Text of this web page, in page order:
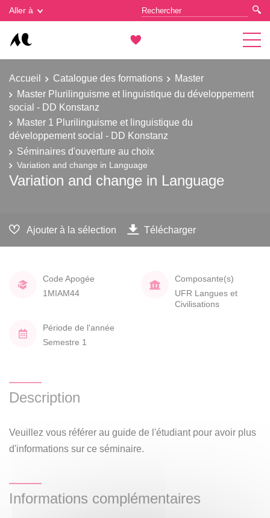
Aller à
Accueil Catalogue des formations
Master
Master Plurilinguisme et linguistique du développement
social - DD Konstanz
Master 1 Plurilinguisme et linguistique du
développement social - DD Konstanz
Séminaires d'ouverture au choix
Variation and change in Language
Variation and change in Language
Ajouter à la sélection Télécharger
Code Apogée
1MIAM44
Composante(s)
UFR Langues et
Civilisations
Période de l'année
Semestre 1
Description
Veuillez vous référer au guide de l'étudiant pour avoir plus
d'informations sur ce séminaire.
Informations complémentaires
Gestion des cookies